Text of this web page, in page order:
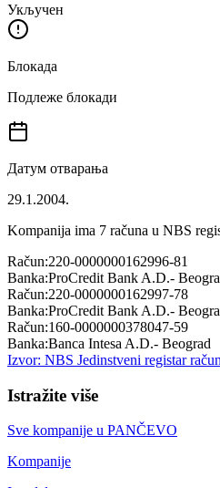
Укључен
Блокада
Подлеже блокади
Датум отварања
29.1.2004.
Kompanija ima 7 računa u NBS
Račun:220-0000000162996-81
Banka:ProCredit Bank A.D.-
Račun:220-0000000162997-78
Banka:ProCredit Bank A.D.-
Račun:160-0000000378047-59
Banka:Banca Intesa A.D.- Beograd
Izvor: NBS Jedinstveni registar
Istražite više
Sve kompanije u PANČEVO
Kompanije